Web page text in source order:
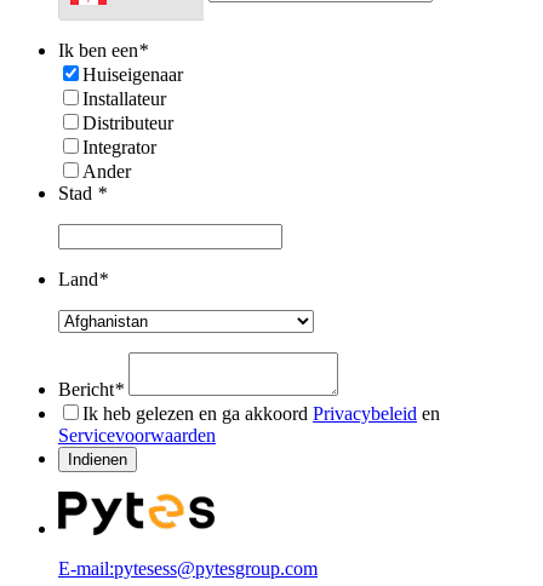
Ik ben een*
Huiseigenaar
Installateur
Distributeur
Integrator
Ander
Stad *
Land*
Bericht*
Ik heb gelezen en ga akkoord Privacybeleid en
Servicevoorwaarden
E-mail:pytesess@pytesgroup.com